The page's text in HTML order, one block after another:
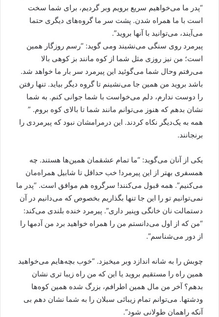
“پدر ما می‌خواهیم سریع برویم وبر گردیم، برای شما سخت
است با ما همراه شدن. پشت سر ما گروه‌های دیگری حتما
می‌آیند، می‌توانید با آنها بروید”.
پیرمرد روی سنگی می‌نشیند ومی گوید: “رسم روزگار همین
است؛ من نیز روزی مثل شما از کوه مانند بز کوهی بالا
می‌رفتم وحال شما می‌گوئید این پیرمرد سر بار ما خواهد شد.
باشد بروید من همین جا می‌نشینم تا گروه دیگر بیاید. تنها رفتن
را دوست ندارم، دلم می‌خواست با شما جوانی کنم. به شما
نشان بدهم که هنوز می‌توانم مانند شما تا بالای کوه بروم. ”
همه به یک‌دیگر نکاه کردند. این درمرامشان نبود که پیرمردی را
برنجانند.
یکی از آنان می‌گوید: “ما تمام عشقمان همین‌ها‌ هستند. چه
همسفری بهتر از این پیرمرد! خب حداقل تا شابیل همراه‌مان
می‌کنیم”. همه قبول می‌کنند! سرگروه هم موافق است. “پدر ما
نمی‌توانیم تو را این جا تنها بگذاریم بخصوص که می‌دانیم در آن
دستمالت نان خانگی وپنیر داری”. پیرمرد خنده بلندی می‌کند:
“من که از اول می‌دانستم من را همراه خواهید برد من آدمها را
از دور می‌شناسم”.
چوبش را به شانه اندازد وبر میخیزد. “خوب بچه‌ها‌یم می‌خواهید
همین راه را مستقیم بروید یا این که من راه زیبا تری نشان
بدهم؟ آخر من مال همین اطرافم، بزرگ شده همین کوه‌ها
ودشتها. می‌توانم تمام زیبائی سبلان را به شما نشان دهم بی
آنکه راهمان طولانی شود”.